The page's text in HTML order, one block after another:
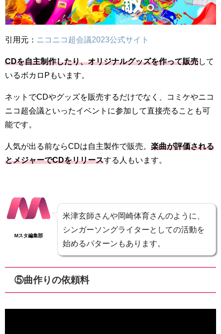
引用元： ニコニコ超会議2023公式サイト
CDを自主制作したり、オリジナルグッズを作って販売して
いるボカロPもいます。
ネットでCDやグッズを販売するだけでなく、コミケやニコ
ニコ超会議といったイベントに参加して直接売ることも可
能です。
人気が出る前ならCDは自主製作で販売。 楽曲が評価される
とメジャーでCDをリリースする人もいます。
Mスタ編集部
米津玄師さんや岡崎体育さんのように、
シンガーソングライターとしての活動を
始めるパターンもあります。
⑤曲作りの依頼料